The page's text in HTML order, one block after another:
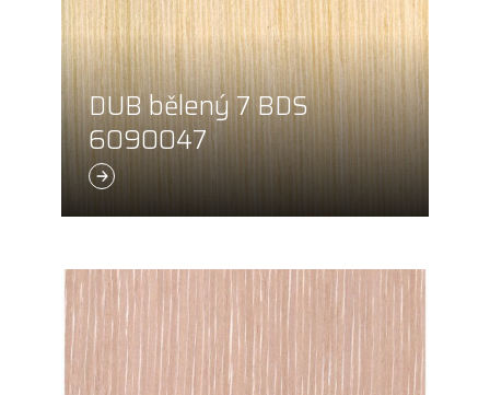
DUB bělený 7 BDS
6090047